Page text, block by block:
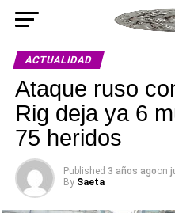
ACTUALIDAD
Ataque ruso
Rig deja ya 6
75 heridos
Published 3 años agoon
By Saeta